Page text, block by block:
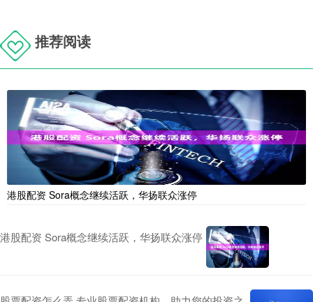
推荐阅读
港股配资 Sora概念继续活跃，华扬联众涨停
港股配资 Sora概念继续活跃，华扬联众涨停